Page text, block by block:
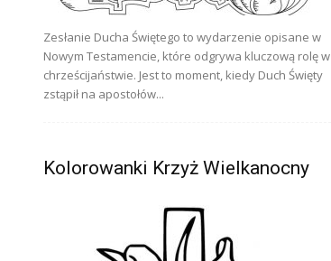
Zesłanie Ducha Świętego to wydarzenie opisane w
Nowym Testamencie, które odgrywa kluczową rolę w
chrześcijaństwie. Jest to moment, kiedy Duch Święty
zstąpił na apostołów...
Kolorowanki Krzyż Wielkanocny